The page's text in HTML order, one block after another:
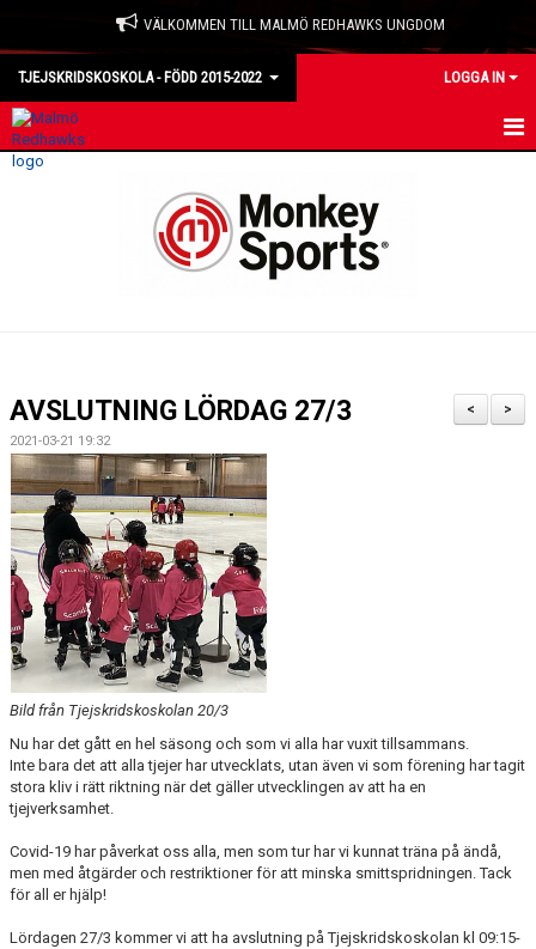
VÄLKOMMEN TILL MALMÖ REDHAWKS UNGDOM
TJEJSKRIDSKOSKOLA - FÖDD 2015-2022 LOGGA IN
HEM
DOKUMENT
KONTAKT
MATCHER
>
<
AVSLUTNING LÖRDAG 27/3
2021-03-21 19:32
Bild från Tjejskridskoskolan 20/3
Nu har det gått en hel säsong och som vi alla har vuxit tillsammans.
Inte bara det att alla tjejer har utvecklats, utan även vi som förening har tagit
stora kliv i rätt riktning när det gäller utvecklingen av att ha en
tjejverksamhet.
Covid-19 har påverkat oss alla, men som tur har vi kunnat träna på ändå,
men med åtgärder och restriktioner för att minska smittspridningen. Tack
för all er hjälp!
Lördagen 27/3 kommer vi att ha avslutning på Tjejskridskoskolan kl 09:15-